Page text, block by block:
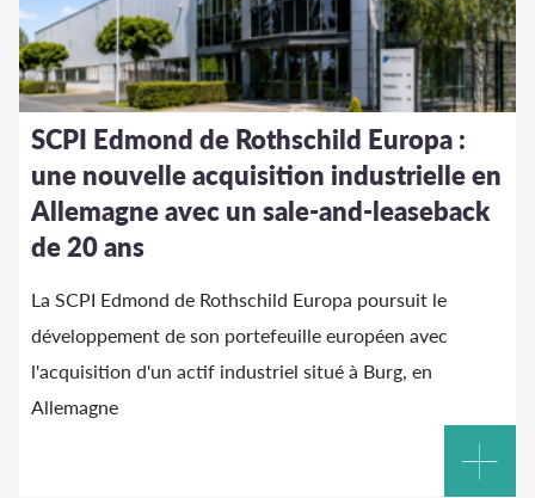
SCPI Edmond de Rothschild Europa :
une nouvelle acquisition industrielle en
Allemagne avec un sale-and-leaseback
de 20 ans
La SCPI Edmond de Rothschild Europa poursuit le
développement de son portefeuille européen avec
l'acquisition d'un actif industriel situé à Burg, en
Allemagne